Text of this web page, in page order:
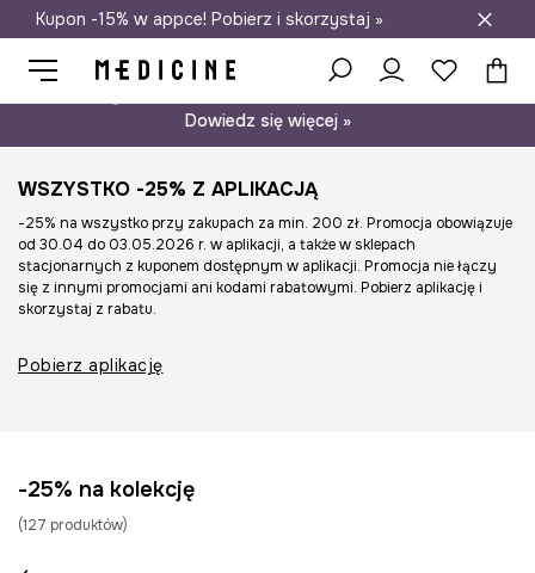
Darmowa dostawa do salonów
Kupon -15% w appce! Pobierz i skorzystaj »
Dowiedz się więcej »
WSZYSTKO -25% Z APLIKACJĄ
-25% na wszystko przy zakupach za min. 200 zł. Promocja obowiązuje
od 30.04 do 03.05.2026 r. w aplikacji, a także w sklepach
stacjonarnych z kuponem dostępnym w aplikacji. Promocja nie łączy
się z innymi promocjami ani kodami rabatowymi. Pobierz aplikację i
skorzystaj z rabatu.
Pobierz aplikację
-25% na kolekcję
(127 produktów)